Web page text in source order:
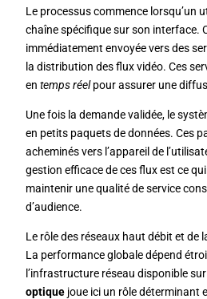
Le processus commence lorsqu’un
chaîne spécifique sur son interface.
immédiatement envoyée vers des
la distribution des flux vidéo. Ces
en temps réelpour assurer une
Une fois la demande validée, le
en petits paquets de données. Ces
acheminés vers l’appareil de
gestion efficace de ces flux est ce
maintenir une qualité de service
d’audience.
Le rôle des réseaux haut débit et de
La performance globale dépend
l’infrastructure réseau disponible
optiquejoue ici un rôle déterminant